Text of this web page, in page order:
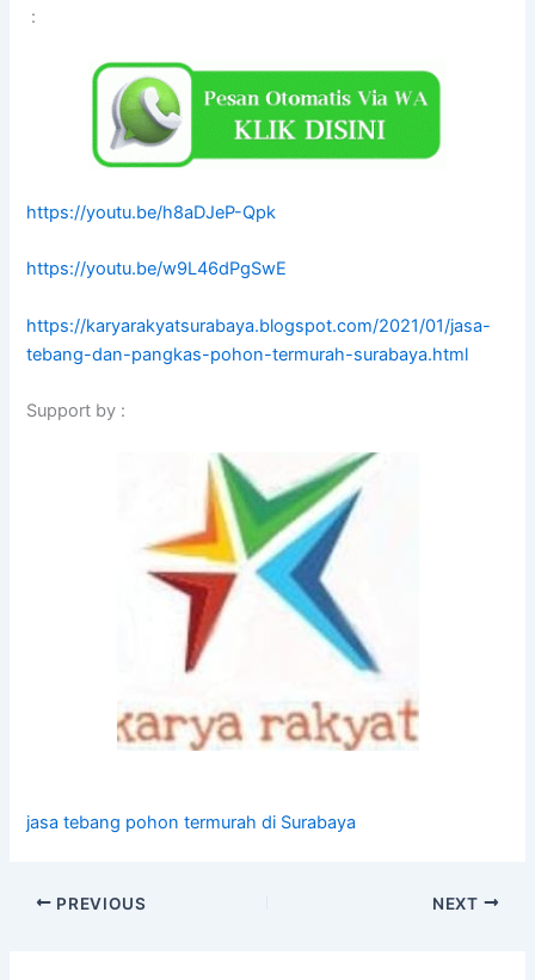
:
https://youtu.be/h8aDJeP-Qpk
https://youtu.be/w9L46dPgSwE
https://karyarakyatsurabaya.blogspot.com/2021/01/jasa-
tebang-dan-pangkas-pohon-termurah-surabaya.html
Support by :
jasa tebang pohon termurah di Surabaya
PREVIOUS NEXT